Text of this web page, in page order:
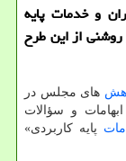
و خدمات پایه
از این طرح
های مجلس در
و سؤالات
پایه کاربردی»